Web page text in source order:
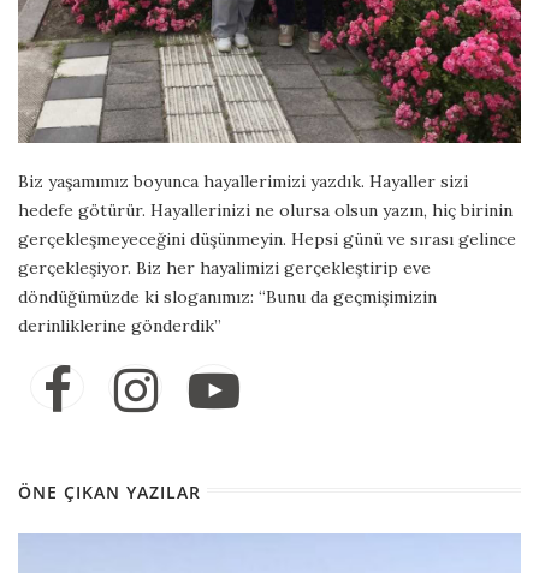
Biz yaşamımız boyunca hayallerimizi yazdık. Hayaller sizi
hedefe götürür. Hayallerinizi ne olursa olsun yazın, hiç birinin
gerçekleşmeyeceğini düşünmeyin. Hepsi günü ve sırası gelince
gerçekleşiyor. Biz her hayalimizi gerçekleştirip eve
döndüğümüzde ki sloganımız: “Bunu da geçmişimizin
derinliklerine gönderdik”
ÖNE ÇIKAN YAZILAR